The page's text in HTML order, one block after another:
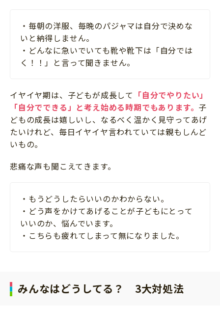
・毎朝の洋服、毎晩のパジャマは自分で決めな
いと納得しません。
・どんなに急いでいても靴や靴下は「自分では
く！！」と言って聞きません。
イヤイヤ期は、子どもが成長して 「自分でやりたい」
「自分でできる」と考え始める時期でもあります。 子
どもの成長は嬉しいし、なるべく温かく見守ってあげ
たいけれど、毎日イヤイヤ言われていては親もしんど
いもの。
悲痛な声も聞こえてきます。
・もうどうしたらいいのかわからない。
・どう声をかけてあげることが子どもにとって
いいのか、悩んでいます。
・こちらも疲れてしまって無になりました。
みんなはどうしてる？ 3大対処法